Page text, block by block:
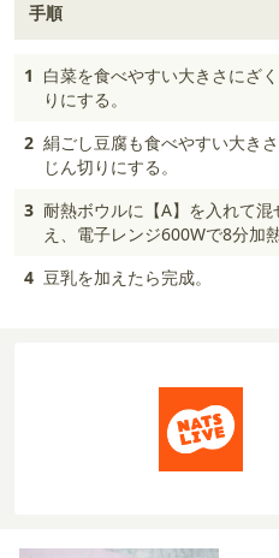
手順
1 白菜を食べやすい大きさにざ
りにする。
2 絹ごし豆腐も食べやすい大き
じん切りにする。
3 耐熱ボウルに【A】を入れて
え、電子レンジ600Wで8分加熱
4 豆乳を加えたら完成。